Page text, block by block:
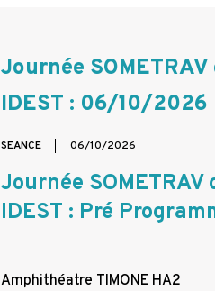
Journée
IDEST : 06/10/2026
SEANCE 06/10/2026
Journée
IDEST : Pré
Amphithéatre TIMONE HA2